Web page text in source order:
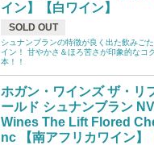
イン】【白ワイン】
SOLD OUT
シュナンブランの特徴が良く出た飲みご
イン！ 甘やかさ＆ほろ苦さが印象的なコ
本！！
ホガン・ワインズ ザ・リ
ールド シュナンブラン
Wines The Lift Flored
nc 【南アフリカワイン】